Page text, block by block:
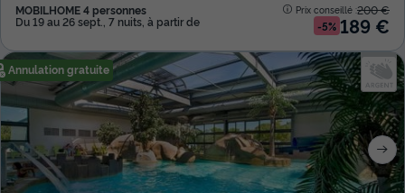
MOBILHOME 4 personnes
Du 19 au 26 sept., 7 nuits, à partir de
Prix conseillé :200 €
-5% 189 €
Annulation gratuite